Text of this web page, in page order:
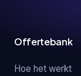
Offertebank
Hoe het werkt